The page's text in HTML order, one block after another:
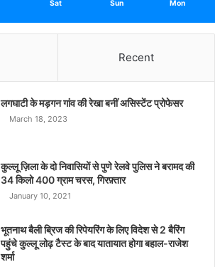
Sat Sun Mon
Recent
लगघाटी के मड़गन गांव की रेखा बनीं असिस्टेंट प्रोफेसर
March 18, 2023
कुल्लू ज़िला के दो निवासियों से पुणे रेलवे पुलिस ने बरामद की
34 किलो 400 ग्राम चरस, गिरफ़्तार
January 10, 2021
भूतनाथ बैली ब्रिज की रिपेयरिंग के लिए विदेश से 2 बैरिंग
पहुंचे कुल्लू लोढ़ टैस्ट के बाद यातायात होगा बहाल-राजेश
शर्मा